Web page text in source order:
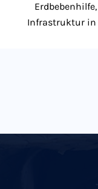
Infrastruktur in